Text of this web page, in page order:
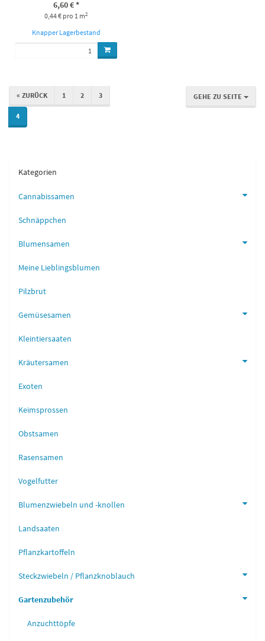
6,60 €*
0,44 € pro 1 m2
Knapper Lagerbestand
« ZURÜCK 1 2 3
4
GEHE ZU SEITE
Kategorien
Cannabissamen
Schnäppchen
Blumensamen
Meine Lieblingsblumen
Pilzbrut
Gemüsesamen
Kleintiersaaten
Kräutersamen
Exoten
Keimsprossen
Obstsamen
Rasensamen
Vogelfutter
Blumenzwiebeln und -knollen
Landsaaten
Pflanzkartoffeln
Steckzwiebeln / Pflanzknoblauch
Gartenzubehör
Anzuchttöpfe